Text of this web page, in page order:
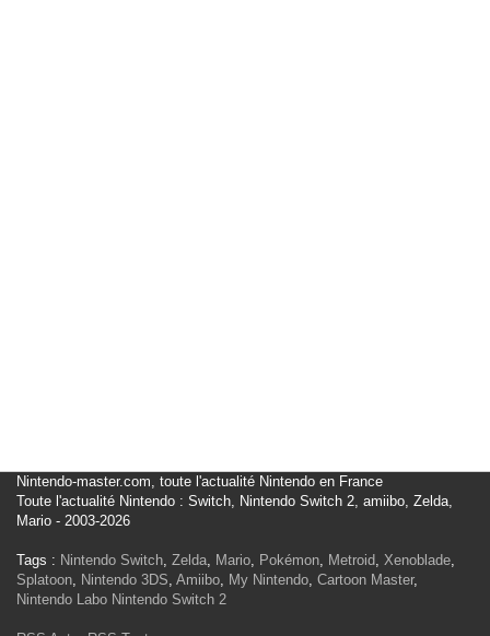
Nintendo-master.com, toute l'actualité Nintendo en France
Toute l'actualité Nintendo : Switch, Nintendo Switch 2, amiibo, Zelda,
Mario - 2003-2026
Tags : Nintendo Switch, Zelda, Mario, Pokémon, Metroid, Xenoblade,
Splatoon, Nintendo 3DS, Amiibo, My Nintendo, Cartoon Master,
Nintendo Labo Nintendo Switch 2